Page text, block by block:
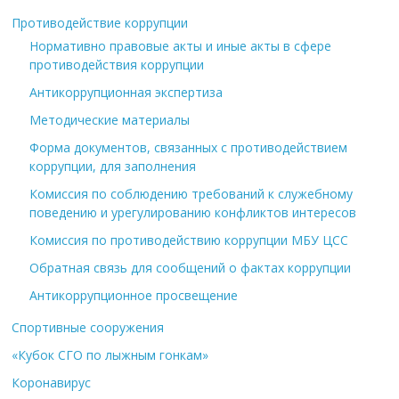
Противодействие коррупции
Нормативно правовые акты и иные акты в сфере
противодействия коррупции
Антикоррупционная экспертиза
Методические материалы
Форма документов, связанных с противодействием
коррупции, для заполнения
Комиссия по соблюдению требований к служебному
поведению и урегулированию конфликтов интересов
Комиссия по противодействию коррупции МБУ ЦСС
Обратная связь для сообщений о фактах коррупции
Антикоррупционное просвещение
Спортивные сооружения
«Кубок СГО по лыжным гонкам»
Коронавирус